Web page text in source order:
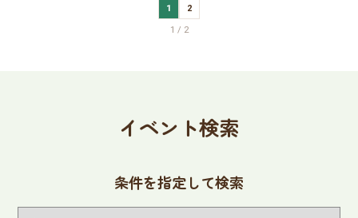
1
2
1 / 2
イベント検索
条件を指定して検索